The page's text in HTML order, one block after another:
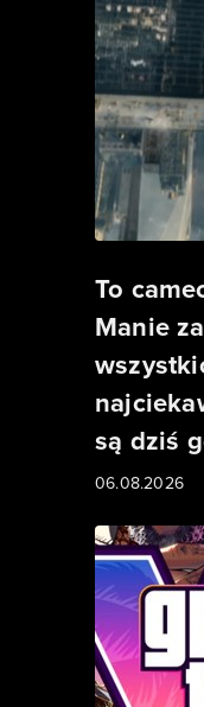
To
Manie
są dziś
06.08.2026